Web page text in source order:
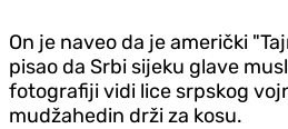
On je naveo da je američki
pisao da Srbi sijeku glave
fotografiji vidi lice srpskog
mudžahedin drži za kosu.